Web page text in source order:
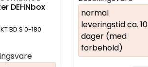
DEHNbox
BD S 0-180
normal
leveringstid ca. 10
dager (med
forbehold)